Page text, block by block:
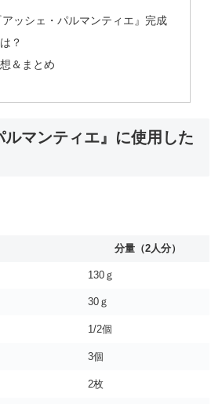
アッシェ・パルマンティエ』完成
？
＆まとめ
ルマンティエ』に使用した
分量（2人分）
130ｇ
30ｇ
1/2個
3個
2枚